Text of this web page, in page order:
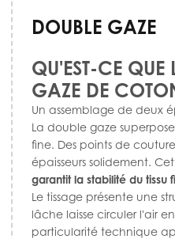
DOUBLE GAZE
QU'EST-CE QUE
GAZE DE
Un assemblage de deux
La double gaze
fine. Des points de
épaisseurs solidement.
garantit la stabilité du tissu
Le tissage présente une
lâche laisse circuler l'air
particularité technique